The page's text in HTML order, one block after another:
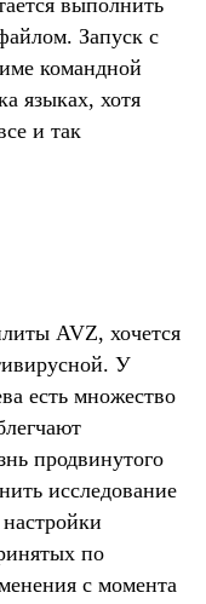
Запуск с
командной
языках, хотя
и так
AVZ, хочется
У
есть множество
продвинутого
исследование
по
с момента